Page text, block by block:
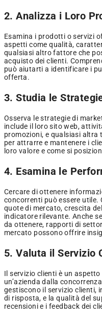
2. Analizza i Loro
Esamina i prodotti o servizi
aspetti come qualità,
qualsiasi altro fattore che
acquisto dei clienti.
può aiutarti a identificare i
offerta.
3. Studia le
Osserva le strategie di
include il loro sito web,
promozioni, e qualsiasi
per attrarre e mantenere i
loro valore e come si
4. Esamina le
Cercare di ottenere
concorrenti può essere utile.
quote di mercato, crescita
indicatore rilevante. Anche
da ottenere, rapporti di
mercato possono offrire
5. Valuta il Servizio
Il servizio clienti è un
un’azienda dalla
gestiscono il servizio clienti,
di risposta, e la qualità del
recensioni e i feedback dei